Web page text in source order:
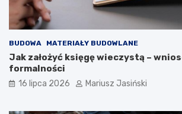
BUDOWA MATERIAŁY BUDOWLANE
Jak założyć księgę wieczystą –
formalności
16 lipca 2026 Mariusz Jasiński